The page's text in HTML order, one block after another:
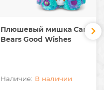
Плюшевый мишка Care
Bears Good Wishes
В наличии